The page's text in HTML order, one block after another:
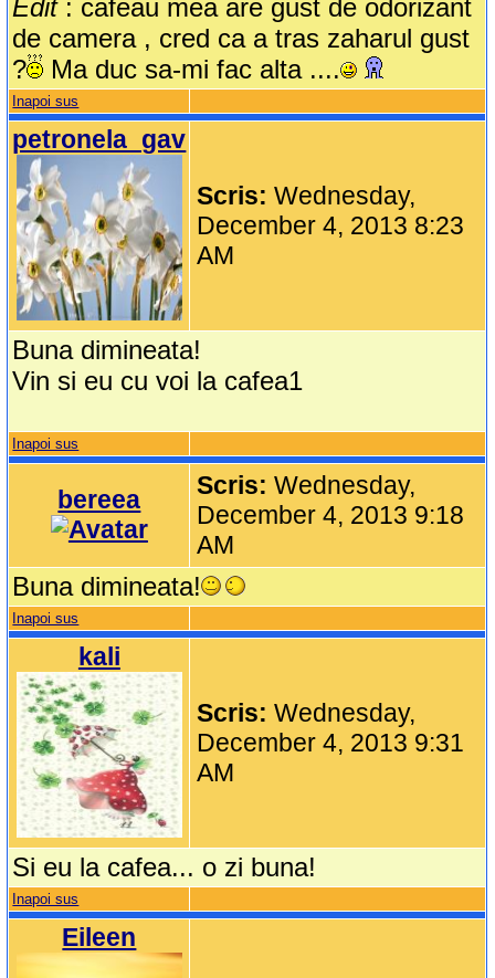
Edit : cafeau mea are gust de odorizant
de camera , cred ca a tras zaharul gust
?
Ma duc sa-mi fac alta ....
Inapoi sus
petronela_gav
Scris:Wednesday,
December 4, 2013 8:23
AM
Buna dimineata!
Vin si eu cu voi la cafea1
Inapoi sus
bereea Scris:Wednesday,
December 4, 2013 9:18
AM
Buna dimineata!
Inapoi sus
kali
Scris:Wednesday,
December 4, 2013 9:31
AM
Si eu la cafea... o zi buna!
Inapoi sus
Eileen